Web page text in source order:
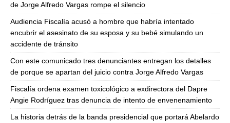
de Jorge Alfredo Vargas rompe el silencio
Audiencia Fiscalía acusó a hombre que habría intentado
encubrir el asesinato de su esposa y su bebé simulando un
accidente de tránsito
Con este comunicado tres denunciantes entregan los detalles
de porque se apartan del juicio contra Jorge Alfredo Vargas
Fiscalía ordena examen toxicológico a exdirectora del Dapre
Angie Rodríguez tras denuncia de intento de envenenamiento
La historia detrás de la banda presidencial que portará Abelardo